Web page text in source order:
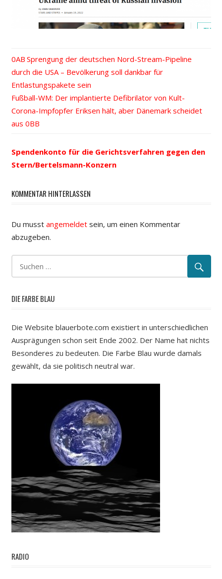
Beitrags-
Navigation
Vorheriger
Beitrag:
Sprengung der deutschen Nord-Stream-Pipeline
durch die USA – Bevölkerung soll dankbar für
Entlastungspakete sein
Nächster
Beitrag:
Fußball-WM: Der implantierte Defibrilator von Kult-
Corona-Impfopfer Eriksen hält, aber Dänemark scheidet
aus
Spendenkonto für die Gerichtsverfahren gegen den
Stern/Bertelsmann-Konzern
KOMMENTAR HINTERLASSEN
Du musst angemeldetsein, um einen Kommentar
abzugeben.
DIE FARBE BLAU
Die Website blauerbote.com existiert in unterschiedlichen
Ausprägungen schon seit Ende 2002. Der Name hat nichts
Besonderes zu bedeuten. Die Farbe Blau wurde damals
gewählt, da sie politisch neutral war.
RADIO